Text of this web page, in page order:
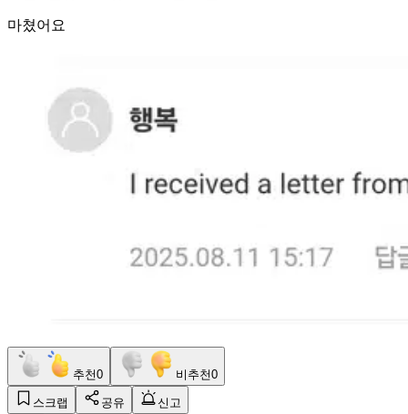
마쳤어요
추천0 비추천0
스크랩 공유
신고